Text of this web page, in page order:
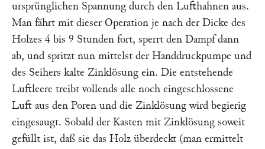
ursprünglichen Spannung durch den Lufthahnen aus.
Man fährt mit dieser Operation je nach der Dicke des
Holzes 4 bis 9 Stunden fort, sperrt den Dampf dann
ab, und spritzt nun mittelst der Handdruckpumpe und
des Seihers kalte Zinklösung ein. Die entstehende
Luftleere treibt vollends alle noch eingeschlossene
Luft aus den Poren und die Zinklösung wird begierig
eingesaugt. Sobald der Kasten mit Zinklösung soweit
gefüllt ist, daß sie das Holz überdeckt (man ermittelt